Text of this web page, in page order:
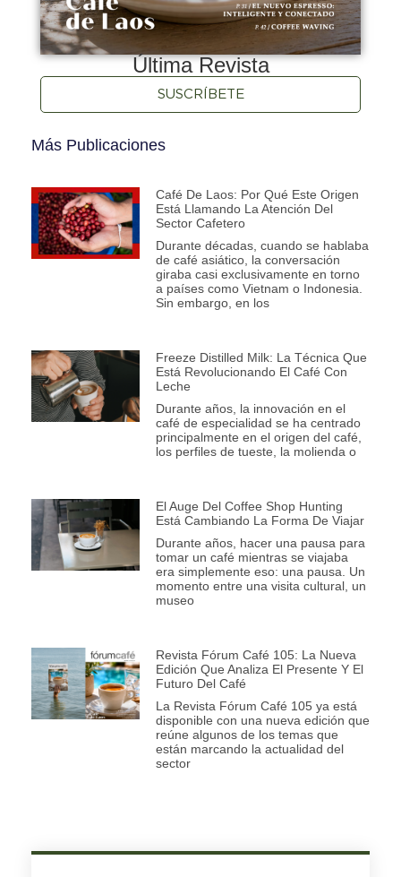
Última Revista
SUSCRÍBETE
Más Publicaciones
Café De Laos: Por Qué Este Origen
Está Llamando La Atención Del
Sector Cafetero
Durante décadas, cuando se hablaba
de café asiático, la conversación
giraba casi exclusivamente en torno
a países como Vietnam o Indonesia.
Sin embargo, en los
Freeze Distilled Milk: La Técnica Que
Está Revolucionando El Café Con
Leche
Durante años, la innovación en el
café de especialidad se ha centrado
principalmente en el origen del café,
los perfiles de tueste, la molienda o
El Auge Del Coffee Shop Hunting
Está Cambiando La Forma De Viajar
Durante años, hacer una pausa para
tomar un café mientras se viajaba
era simplemente eso: una pausa. Un
momento entre una visita cultural, un
museo
Revista Fórum Café 105: La Nueva
Edición Que Analiza El Presente Y El
Futuro Del Café
La Revista Fórum Café 105 ya está
disponible con una nueva edición que
reúne algunos de los temas que
están marcando la actualidad del
sector